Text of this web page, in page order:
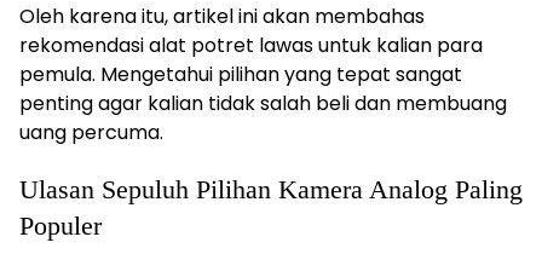
Oleh karena itu, artikel ini akan membahas
rekomendasi alat potret lawas untuk kalian para
pemula. Mengetahui pilihan yang tepat sangat
penting agar kalian tidak salah beli dan membuang
uang percuma.
Ulasan Sepuluh Pilihan Kamera Analog Paling
Populer